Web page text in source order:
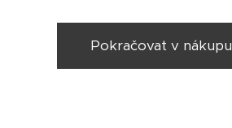
Pokračovat v nákupu